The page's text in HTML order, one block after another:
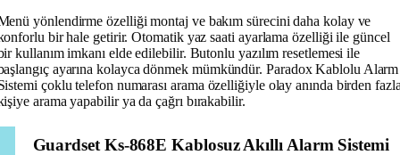
yönlendirme özelliği montaj ve bakım sürecini daha kolay ve
bir hale getirir. Otomatik yaz saati ayarlama özelliği ile güncel
kullanım imkanı elde edilebilir. Butonlu yazılım resetlemesi ile
ayarına kolayca dönmek mümkündür. Paradox Kablolu Alarm
çoklu telefon numarası arama özelliğiyle olay anında birden
arama yapabilir ya da çağrı bırakabilir.
Guardset Ks-868E Kablosuz Akıllı Alarm Sistemi